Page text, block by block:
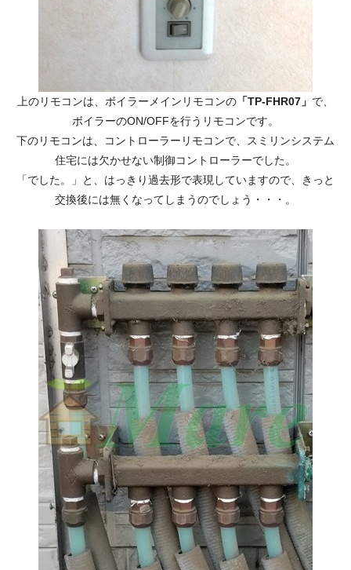
上のリモコンは、ボイラーメインリモコンの 「TP-FHR07」 で、
ボイラーのON/OFFを行うリモコンです。
下のリモコンは、コントローラーリモコンで、スミリンシステム
住宅には欠かせない制御コントローラーでした。
「でした。」と、はっきり過去形で表現していますので、きっと
交換後には無くなってしまうのでしょう・・・。